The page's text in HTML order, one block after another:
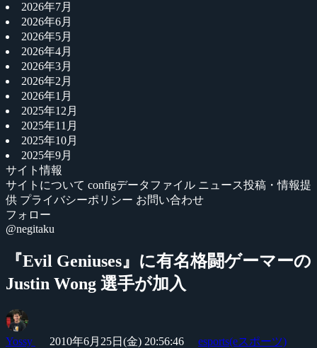
2026年7月
2026年6月
2026年5月
2026年4月
2026年3月
2026年2月
2026年1月
2025年12月
2025年11月
2025年10月
2025年9月
サイト情報
サイトについて configデータファイル ニュース投稿・情報提
供 プライバシーポリシー お問い合わせ
フォロー
@negitaku
『Evil Geniuses』に有名格闘ゲーマーの
Justin Wong 選手が加入
Yossy 2010年6月25日(金) 20:56:46 esports(eスポーツ)